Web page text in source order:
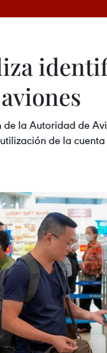
la Autoridad de
de la